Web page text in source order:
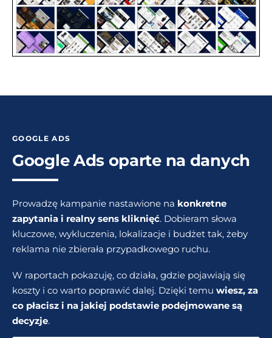
GOOGLE ADS
Google Ads oparte na danych
Prowadzę kampanie nastawione na konkretne
zapytania i realny sens kliknięć. Dobieram słowa
kluczowe, wykluczenia, lokalizacje i budżet tak, żeby
reklama nie zbierała przypadkowego ruchu.
W raportach pokazuję, co działa, gdzie pojawiają się
koszty i co warto poprawić dalej. Dzięki temu wiesz, za
co płacisz i na jakiej podstawie podejmowane są
decyzje.